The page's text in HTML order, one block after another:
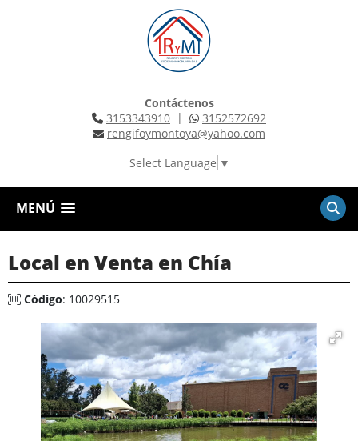
Contáctenos
3153343910 |
3152572692
rengifoymontoya@yahoo.com
Select Language ▼
MENÚ
Local en Venta en Chía
Código: 10029515